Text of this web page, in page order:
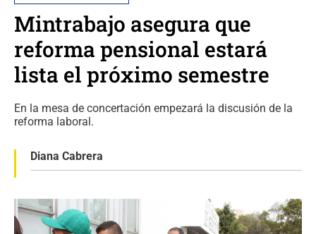
Mintrabajo asegura que
reforma pensional estará
lista el próximo semestre
En la mesa de concertación empezará la discusión de la
reforma laboral.
Diana Cabrera